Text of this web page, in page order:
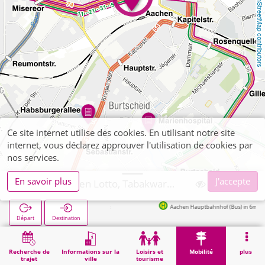
OpenStreetMap contributors
Recherche de
trajet
Informations sur la
ville
Loisirs et
tourisme
Mobilité plus
Départ Destination
Aachen Hauptbahnhof (Bus) in 6m
Démarrage Vente de billets Aachen, Kleen Lotto, Tabakwaren
Ce site internet utilise des cookies. En utilisant notre site
internet, vous déclarez approuver l'utilisation de cookies par
nos services.
En savoir plus
J'accepte